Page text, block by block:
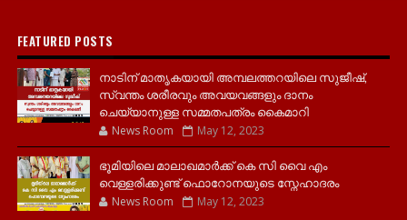
FEATURED POSTS
നാടിന് മാതൃകയായി അമ്പലത്തറയിലെ സുജീഷ്,
സ്വന്തം ശരീരവും അവയവങ്ങളും ദാനം
ചെയ്യാനുള്ള സമ്മതപത്രം കൈമാറി
News Room May 12, 2023
ഭൂമിയിലെ മാലാഖമാർക്ക് കെ സി വൈ എം
വെള്ളരിക്കുണ്ട് ഫൊറോനയുടെ സ്നേഹാദരം
News Room May 12, 2023